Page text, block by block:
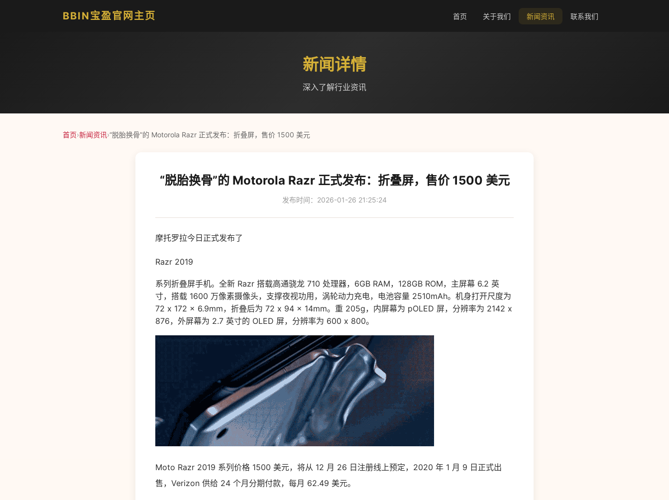
BBIN宝盈官网主页 首页 关于我们 新闻资讯 联系我们
新闻详情
深入了解行业资讯
首页›新闻资讯›“脱胎换骨”的 Motorola Razr 正式发布：折叠屏，售价 1500 美元
“脱胎换骨”的 Motorola Razr 正式发布：折叠屏，售价 1500 美元
发布时间：2026-01-26 21:25:24
摩托罗拉今日正式发布了
Razr 2019
系列折叠屏手机。全新 Razr 搭载高通骁龙 710 处理器，6GB RAM，128GB ROM，主屏幕 6.2 英
寸，搭载 1600 万像素摄像头，支撑夜视功用，涡轮动力充电，电池容量 2510mAh。机身打开尺度为
72 x 172 x 6.9mm，折叠后为 72 x 94 x 14mm。重 205g，内屏幕为 pOLED 屏，分辨率为 2142 x
876，外屏幕为 2.7 英寸的 OLED 屏，分辨率为 600 x 800。
Moto Razr 2019 系列价格 1500 美元，将从 12 月 26 日注册线上预定，2020 年 1 月 9 日正式出
售，Verizon 供给 24 个月分期付款，每月 62.49 美元。